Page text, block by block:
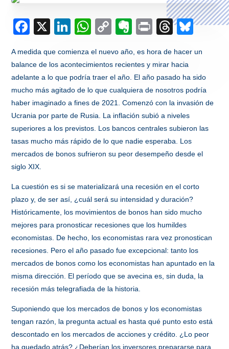
Facebook
X LinkedIn
WhatsApp
CopyEvernote
Print
A medida que comienza el nuevo año, es hora de hacer un
balance de los acontecimientos recientes y mirar hacia
adelante a lo que podría traer el año. El año pasado ha sido
mucho más agitado de lo que cualquiera de nosotros podría
haber imaginado a fines de 2021. Comenzó con la invasión de
Ucrania por parte de Rusia. La inflación subió a niveles
superiores a los previstos. Los bancos centrales subieron las
tasas mucho más rápido de lo que nadie esperaba. Los
mercados de bonos sufrieron su peor desempeño desde el
siglo XIX.
La cuestión es si se materializará una recesión en el corto
plazo y, de ser así, ¿cuál será su intensidad y duración?
Históricamente, los movimientos de bonos han sido mucho
mejores para pronosticar recesiones que los humildes
economistas. De hecho, los economistas rara vez pronostican
recesiones. Pero el año pasado fue excepcional: tanto los
mercados de bonos como los economistas han apuntado en la
misma dirección. El período que se avecina es, sin duda, la
recesión más telegrafiada de la historia.
Suponiendo que los mercados de bonos y los economistas
tengan razón, la pregunta actual es hasta qué punto esto está
descontado en los mercados de acciones y crédito. ¿Lo peor
ha quedado atrás? ¿Deberían los inversores prepararse para